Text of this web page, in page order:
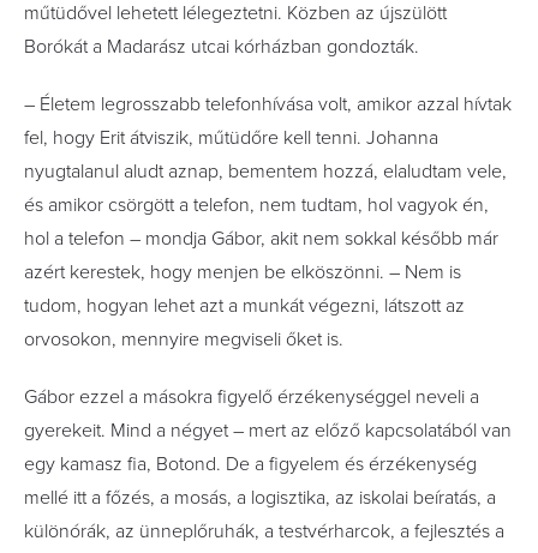
műtüdővel lehetett lélegeztetni. Közben az újszülött
Borókát a Madarász utcai kórházban gondozták.
– Életem legrosszabb telefonhívása volt, amikor azzal hívtak
fel, hogy Erit átviszik, műtüdőre kell tenni. Johanna
nyugtalanul aludt aznap, bementem hozzá, elaludtam vele,
és amikor csörgött a telefon, nem tudtam, hol vagyok én,
hol a telefon – mondja Gábor, akit nem sokkal később már
azért kerestek, hogy menjen be elköszönni. – Nem is
tudom, hogyan lehet azt a munkát végezni, látszott az
orvosokon, mennyire megviseli őket is.
Gábor ezzel a másokra figyelő érzékenységgel neveli a
gyerekeit. Mind a négyet – mert az előző kapcsolatából van
egy kamasz fia, Botond. De a figyelem és érzékenység
mellé itt a főzés, a mosás, a logisztika, az iskolai beíratás, a
különórák, az ünneplőruhák, a testvérharcok, a fejlesztés a